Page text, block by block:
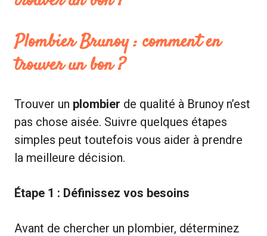
Plombier Brunoy : comment en
trouver un bon ?
Trouver un plombier de qualité à Brunoy n’est
pas chose aisée. Suivre quelques étapes
simples peut toutefois vous aider à prendre
la meilleure décision.
Étape 1 : Définissez vos besoins
Avant de chercher un plombier, déterminez